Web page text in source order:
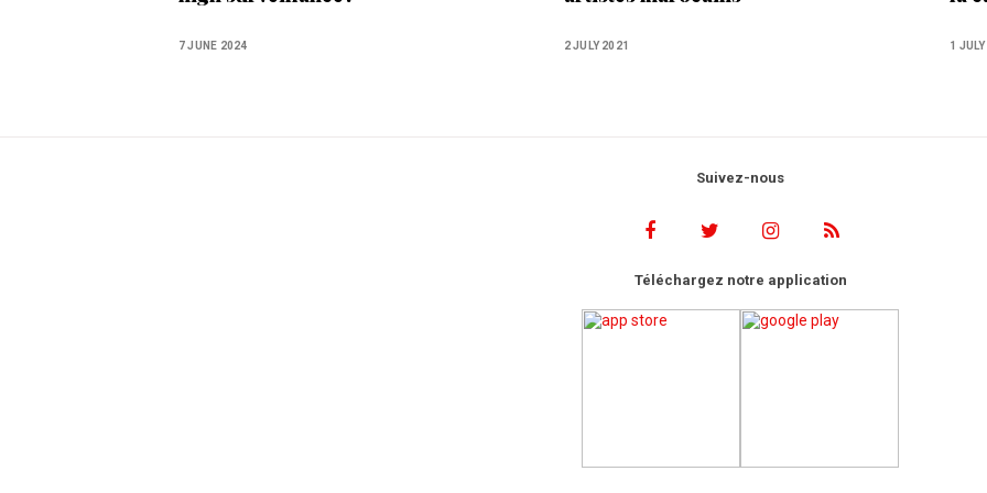
7 JUNE 2024 2 JULY 2021 1
Suivez-nous
Téléchargez notre application